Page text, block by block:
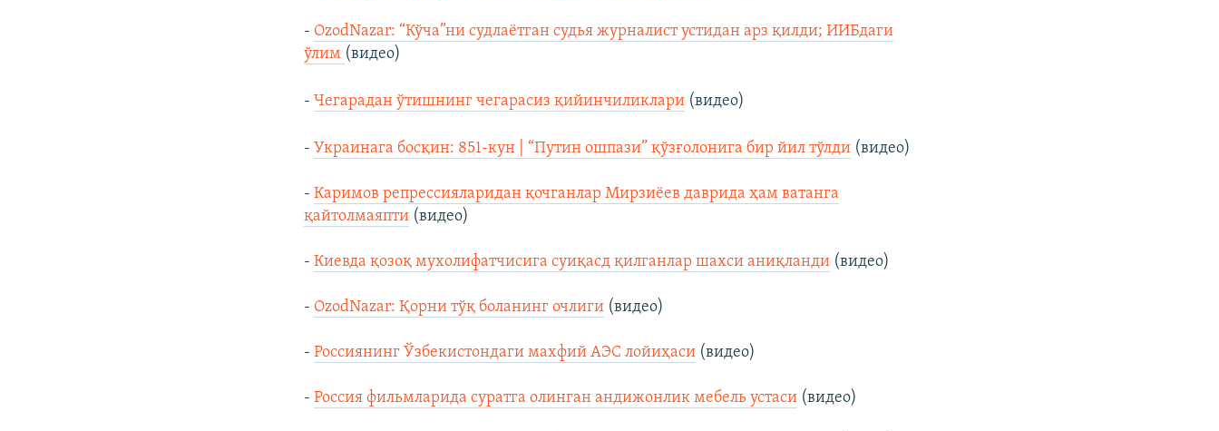
- OzodNazar: “Кўча”ни судлаётган судья журналист устидан арз қилди; ИИБдаги
ўлим (видео)
-Чегарадан ўтишнинг чегарасиз қийинчиликлари (видео)
-Украинага босқин: 851-кун | “Путин ошпази” қўзғолонига бир йил тўлди (видео)
-Каримов репрессияларидан қочганлар Мирзиёев даврида ҳам ватанга
қайтолмаяпти (видео)
-Киевда қозоқ мухолифатчисига суиқасд қилганлар шахси аниқланди (видео)
- OzodNazar: Қорни тўқ боланинг очлиги (видео)
-Россиянинг Ўзбекистондаги махфий АЭС лойиҳаси (видео)
-Россия фильмларида суратга олинган андижонлик мебель устаси (видео)